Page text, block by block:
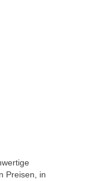
Preisen, in